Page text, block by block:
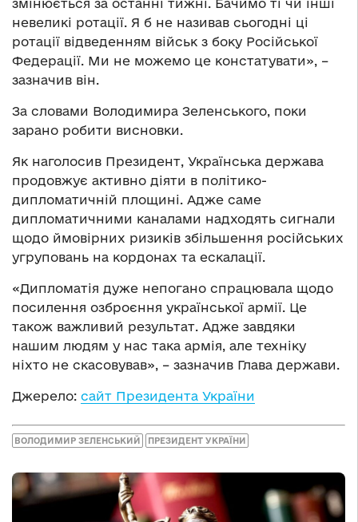
змінюється за останні тижні. Бачимо ті чи інші
невеликі ротації. Я б не називав сьогодні ці
ротації відведенням військ з боку Російської
Федерації. Ми не можемо це констатувати», –
зазначив він.
За словами Володимира Зеленського, поки
зарано робити висновки.
Як наголосив Президент, Українська держава
продовжує активно діяти в політико-
дипломатичній площині. Адже саме
дипломатичними каналами надходять сигнали
щодо ймовірних ризиків збільшення російських
угруповань на кордонах та ескалації.
«Дипломатія дуже непогано спрацювала щодо
посилення озброєння української армії. Це
також важливий результат. Адже завдяки
нашим людям у нас така армія, але техніку
ніхто не скасовував», – зазначив Глава держави.
Джерело: сайт Президента України
ВОЛОДИМИР ЗЕЛЕНСЬКИЙ ПРЕЗИДЕНТ УКРАЇНИ